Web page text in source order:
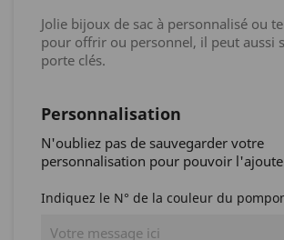
Jolie bijoux de sac à personnalisé ou
pour offrir ou personnel, il peut aussi
porte clés.
Personnalisation
N'oubliez pas de sauvegarder votre
personnalisation pour pouvoir
Indiquez le N° de la couleur du